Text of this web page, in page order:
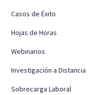
Casos de Éxito
Hojas de Horas
Webinarios
Investigación a Distancia
Sobrecarga Laboral